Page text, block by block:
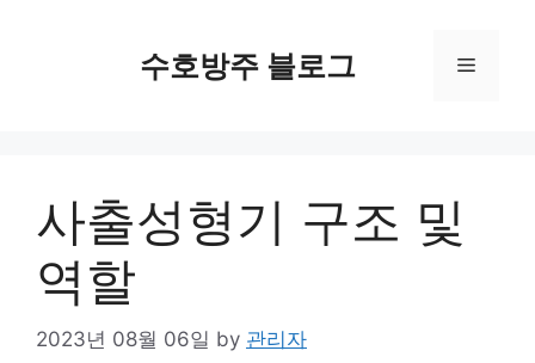
수호방주 블로그 Menu
사출성형기 구조 및
역할
2023년 08월 06일 by 관리자